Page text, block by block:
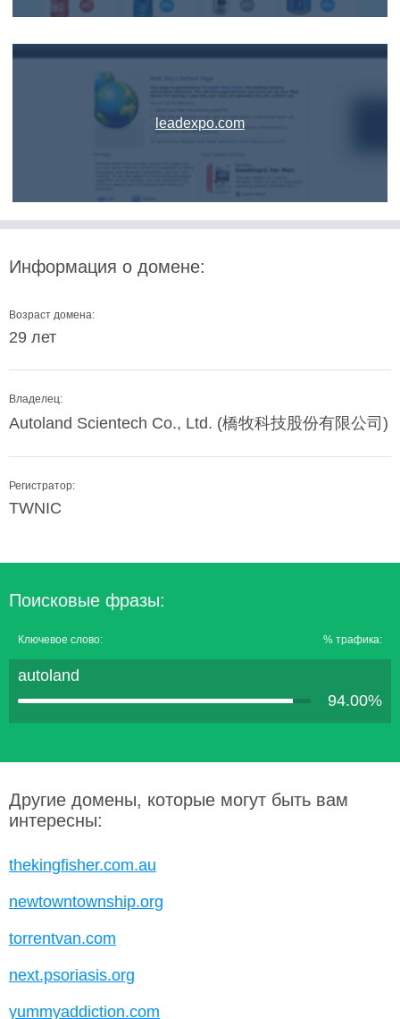
leadexpo.com
Информация о домене:
Возраст домена:
29 лет
Владелец:
Autoland Scientech Co., Ltd. (橋牧科技股份有限公司)
Регистратор:
TWNIC
Поисковые фразы:
Ключевое слово: % трафика:
autoland
94.00%
Другие домены, которые могут быть вам
интересны:
thekingfisher.com.au
newtowntownship.org
torrentvan.com
next.psoriasis.org
yummyaddiction.com